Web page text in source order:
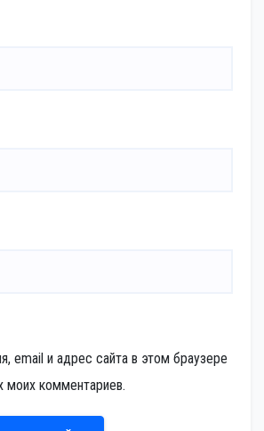
email и адрес сайта в этом браузере
комментариев.